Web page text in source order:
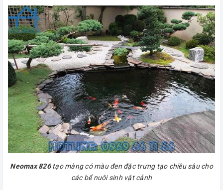
Neomax 826tạo màng có màu đen đặc trưng tạo chiều sâu cho
các bể nuôi sinh vật cảnh